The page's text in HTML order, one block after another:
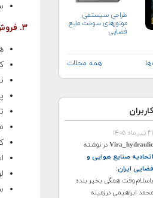
طراحی سیستمی
موتورهای سوخت مایع
فضایی
همه مجلات
۳۱ تیر ماه ۱۴۰۵
Vira_hydraulicدر نوشته
اتحادیه صنایع هوایی و
فضایی ایران:
باسلام وقت همگی بخیر بنده
محمد ابراهیمی درزمینه
۳. فروش محصول و قطعات